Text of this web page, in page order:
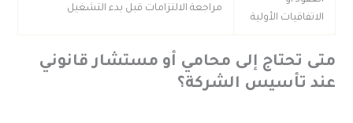
الاتفاقيات الأولية
مراجعة الالتزامات قبل بدء التشغيل
تحتاج إلى محامي أو مستشار قانوني
تأسيس الشركة؟